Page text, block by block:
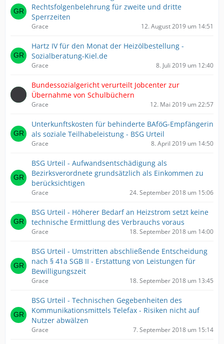
Rechtsfolgenbelehrung für zweite und dritte
Sperrzeiten
Grace 12. August 2019 um 14:51
Hartz IV für den Monat der Heizölbestellung -
Sozialberatung-Kiel.de
Grace 8. Juli 2019 um 12:40
Bundessozialgericht verurteilt Jobcenter zur
Übernahme von Schulbüchern
Grace 12. Mai 2019 um 22:57
Unterkunftskosten für behinderte BAföG-Empfängerin
als soziale Teilhabeleistung - BSG Urteil
Grace 8. April 2019 um 14:50
BSG Urteil - Aufwandsentschädigung als
Bezirksverordnete grundsätzlich als Einkommen zu
berücksichtigen
Grace 24. September 2018 um 15:06
BSG Urteil - Höherer Bedarf an Heizstrom setzt keine
technische Ermittlung des Verbrauchs voraus
Grace 18. September 2018 um 14:00
BSG Urteil - Umstritten abschließende Entscheidung
nach § 41a SGB II - Erstattung von Leistungen für
Bewilligungszeit
Grace 18. September 2018 um 13:45
BSG Urteil - Technischen Gegebenheiten des
Kommunikationsmittels Telefax - Risiken nicht auf
Nutzer ​abwälzen
Grace 7. September 2018 um 15:14